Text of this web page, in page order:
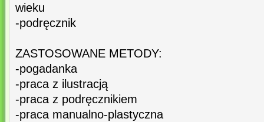
wieku
-podręcznik
ZASTOSOWANE METODY:
-pogadanka
-praca z ilustracją
-praca z podręcznikiem
-praca manualno-plastyczna